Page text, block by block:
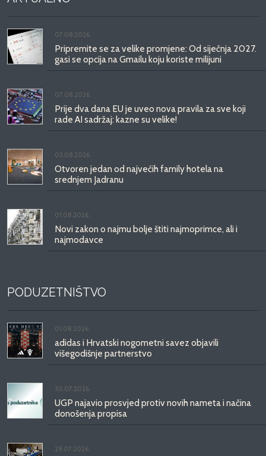
07.08.2026.
Pripremite se za velike promjene: Od siječnja 2027.
gasi se opcija na Gmailu koju koriste milijuni
07.08.2026.
Prije dva dana EU je uveo nova pravila za sve koji
rade AI sadržaj: kazne su velike!
03.08.2026.
Otvoren jedan od najvećih family hotela na
srednjem Jadranu
01.08.2026.
Novi zakon o najmu bolje štiti najmoprimce, ali i
najmodavce
PODUZETNIŠTVO
01.08.2026.
adidas i Hrvatski nogometni savez objavili
višegodišnje partnerstvo
30.07.2026.
UGP najavio prosvjed protiv novih nameta i načina
donošenja propisa
29.07.2026.